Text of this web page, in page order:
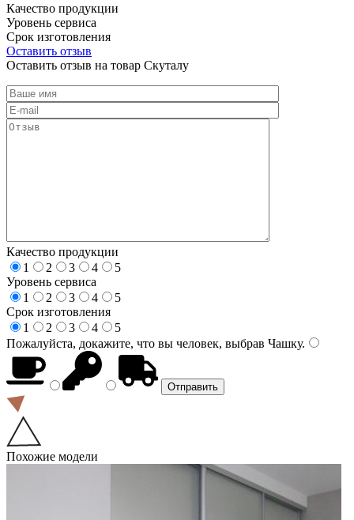
Качество продукции
Уровень сервиса
Срок изготовления
Оставить отзыв
Оставить отзыв на товар Скуталу
Качество продукции
1
2 3 4
5
Уровень сервиса
1
2 3 4
5
Срок изготовления
1
2 3 4
5
Пожалуйста, докажите, что вы человек, выбрав Чашку.
Похожие модели